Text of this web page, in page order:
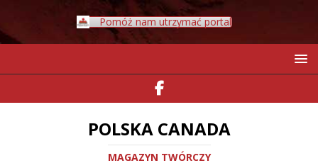
Pomóż nam utrzymać portal
POLSKA CANADA
MAGAZYN TWÓRCZY